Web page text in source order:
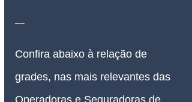
__
Confira abaixo à relação de
grades, nas mais relevantes das